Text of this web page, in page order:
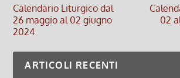
Calendario Liturgico dal
26 maggio al 02 giugno
2024
02
ARTICOLI RECENTI